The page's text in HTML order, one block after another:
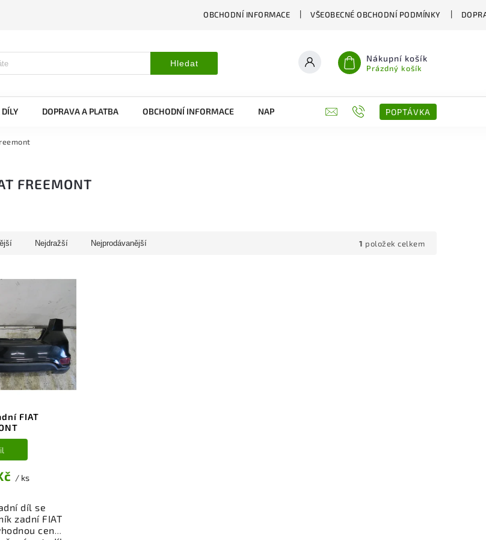
OBCHODNÍ INFORMACE VŠEOBECNÉ OBCHODNÍ PODMÍNKY
Hledat Nákupní košík
Prázdný košík
DOPRAVA A PLATBA OBCHODNÍ INFORMACE NAPIŠTE NÁM KONTAKTY POPTÁVKA
FREEMONT
Nejdražší Nejprodávanější 1 položek celkem
FIAT
/ ks
díl se
zadní FIAT
cenu.